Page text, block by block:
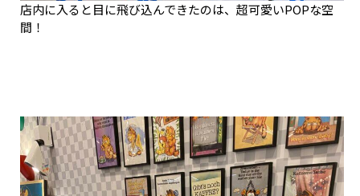
店内に入ると目に飛び込んできたのは、超可愛いPOPな空
間！